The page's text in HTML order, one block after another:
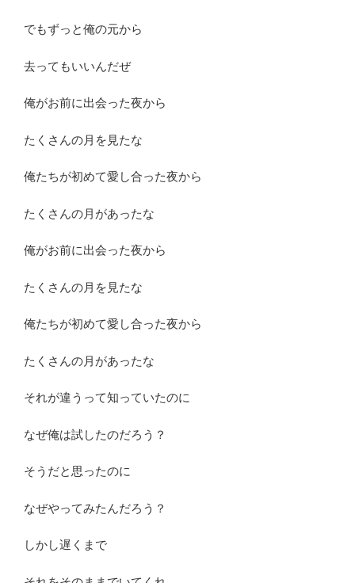
でもずっと俺の元から
去ってもいいんだぜ
俺がお前に出会った夜から
たくさんの月を見たな
俺たちが初めて愛し合った夜から
たくさんの月があったな
俺がお前に出会った夜から
たくさんの月を見たな
俺たちが初めて愛し合った夜から
たくさんの月があったな
それが違うって知っていたのに
なぜ俺は試したのだろう？
そうだと思ったのに
なぜやってみたんだろう？
しかし遅くまで